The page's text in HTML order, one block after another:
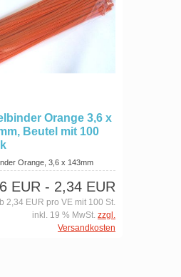
Orange 3,6 x
Beutel mit 100
Orange, 3,6 x 143mm
EUR - 2,34 EUR
2,34 EUR pro VE mit 100 St.
inkl. 19 % MwSt. zzgl.
Versandkosten